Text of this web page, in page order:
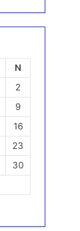
N
2
9
16
23
30